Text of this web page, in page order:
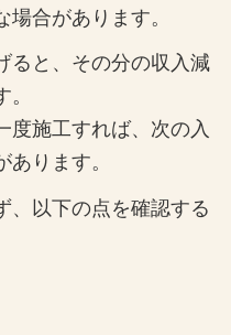
合があります。
ると、その分の収入減
度施工すれば、次の入
ります。
、以下の点を確認する